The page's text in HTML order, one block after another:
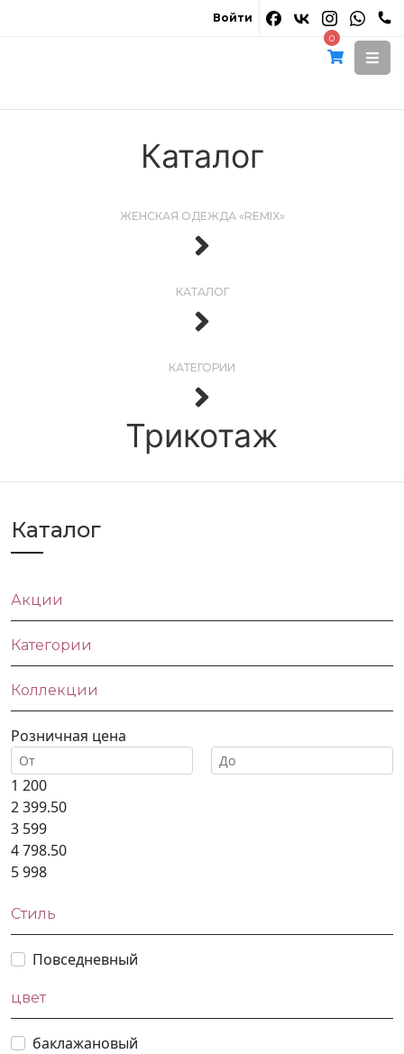
Войти
0
Каталог
ЖЕНСКАЯ ОДЕЖДА «REMIX»
КАТАЛОГ
КАТЕГОРИИ
Трикотаж
Каталог
Акции
Категории
Коллекции
Розничная цена
1 200
2 399.50
3 599
4 798.50
5 998
Стиль
Повседневный
цвет
баклажановый